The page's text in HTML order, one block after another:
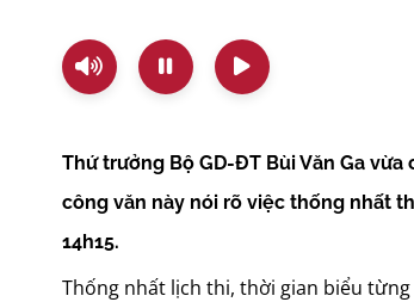
Thứ trưởng Bộ GD-ĐT Bùi Văn Ga
công văn này nói rõ việc thống nhất
14h15.
Thống nhất lịch thi, thời gian biểu